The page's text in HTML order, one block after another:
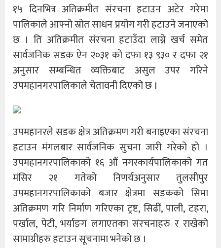
१५ दिनभित्र अतिक्रमीत संरचना हटाउन अटेर गरेमा
पालिकाले आफ्नो स्रोत साधन प्रयोग गरी हटाउने जनाएको
छ । ति अतिक्रमीत संरचना हटाउँदा लाग्ने खर्च समेत
सार्वजनिक सडक ऐन २०३१ को दफा १३ ९३० र दफा २१
अनुसार सम्बन्धित व्यक्तिबाट असुल उपर गरिने
उपमहानगरपालिकाले चेतावनी दिएको छ ।
उपमहानरले सडक क्षेत्र अतिक्रमण गरी बनाइएका संरचना
हटाउन मंगलबार सार्वजनिक सुचना जारी गरेको हो ।
उपमहानगरपालिकाको १६ औं नगरकार्यपालिकाको गत
मंसिर २१ गतेको निणर्यअनुसार तुलसीपुर
उपमहानगरपालिकाको बजार क्षेत्रमा सडकको सिमा
अतिक्रमण गरि निर्माण गरिएका ट्रष्ट, सिढीं, पाली, टहरा,
पर्खाल, पेटी, भर्याङग लगाएतका संरचनाहरु र राखेको
सामाग्रीहरु हटाउन सूचनामा भनेको छ ।